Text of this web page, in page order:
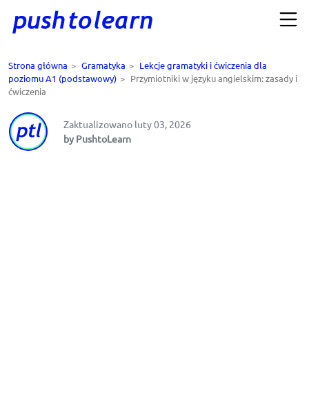
Strona główna > Gramatyka > Lekcje gramatyki i ćwiczenia dla
poziomu A1 (podstawowy) > Przymiotniki w języku angielskim: zasady i
ćwiczenia
Zaktualizowano luty 03, 2026
by PushtoLearn